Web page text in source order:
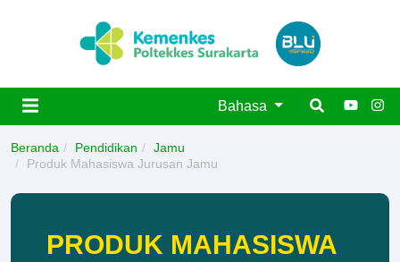
Bahasa
Beranda Pendidikan
Jamu
Produk Mahasiswa Jurusan Jamu
PRODUK MAHASISWA